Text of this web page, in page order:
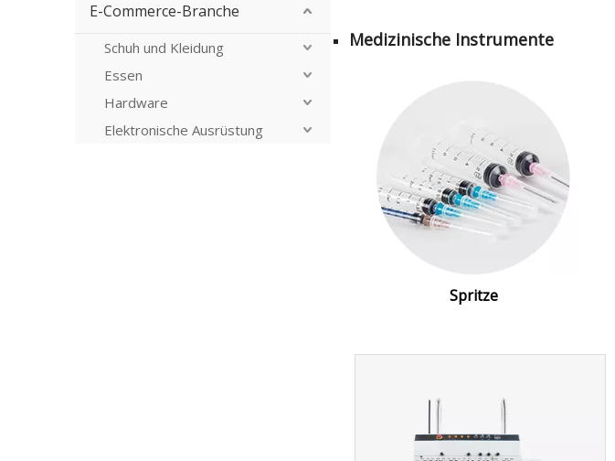
E-Commerce-Branche
Schuh und Kleidung
Essen
Hardware
Elektronische Ausrüstung
Medizinische Instrumente
Spritze